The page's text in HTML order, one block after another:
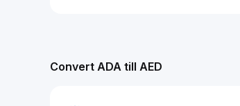
Convert ADA till AED